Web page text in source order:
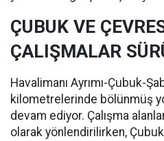
ÇUBUK VE
ÇALIŞMALAR
Havalimanı Ayrımı-Çubuk-
kilometrelerinde bölünmüş
devam ediyor. Çalışma
olarak yönlendirilirken,